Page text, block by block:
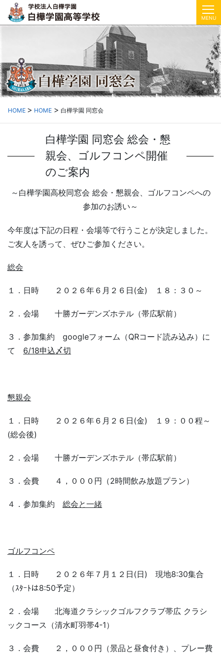
MENU
HOME HOME 白樺学園 同窓会
白樺学園 同窓会 総会・懇
親会、ゴルフコンペ開催
のご案内
～白樺学園高校同窓会 総会・懇親会、ゴルフコンペへの
参加のお誘い～
今年度は下記の日程・会場等で行うことが決定しました。
ご友人を誘って、ぜひご参加ください。
総会
１．日時 ２０２６年６月２６日(金) １８：３０～
２．会場 十勝ガーデンズホテル（帯広駅前）
３．参加集約 googleフォーム（QRコード読み込み）に
て 6/18申込〆切
懇親会
１．日時 ２０２６年６月２６日(金) １９：００程～
(総会後)
２．会場 十勝ガーデンズホテル（帯広駅前）
３．会費 ４，０００円（2時間飲み放題プラン）
４．参加集約 総会と一緒
ゴルフコンペ
１．日時 ２０２６年７月１２日(日) 現地8:30集合
（ｽﾀｰﾄは8:50予定）
２．会場 北海道クラシックゴルフクラブ帯広 クラシ
ックコース（清水町羽帯4-1）
３．会費 ２，０００円（景品と昼食付き）、プレー費